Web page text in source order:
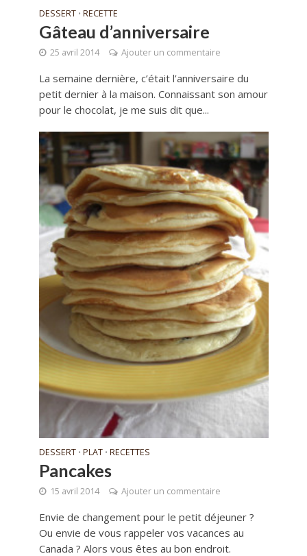
DESSERT • RECETTE
Gâteau d’anniversaire
25 avril 2014 Ajouter un commentaire
La semaine dernière, c’était l’anniversaire du
petit dernier à la maison. Connaissant son amour
pour le chocolat, je me suis dit que...
DESSERT • PLAT • RECETTES
Pancakes
15 avril 2014 Ajouter un commentaire
Envie de changement pour le petit déjeuner ?
Ou envie de vous rappeler vos vacances au
Canada ? Alors vous êtes au bon endroit.